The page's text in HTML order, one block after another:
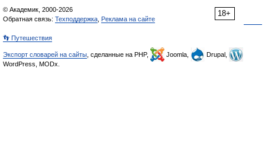
18+
© Академик, 2000-2026
Обратная связь: Техподдержка Реклама на сайте
👣 Путешествия
Экспорт словарей на сайты , сделанные на PHP, Joomla,
Drupal,
WordPress, MODx.